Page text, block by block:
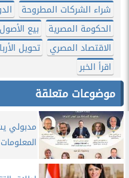
شراء الشركات المطروحة
الحكومة المصرية
بيع الأصول
الاقتصاد المصري
تحويل
اقرأ الخبر
موضوعات متعلقة
مدبولي